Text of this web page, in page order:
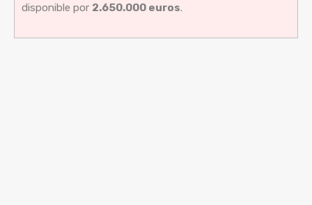
disponible por 2.650.000 euros.